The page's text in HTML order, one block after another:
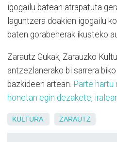
igogailu batean atrapatuta
laguntzera doakien igogailu
baten gorabeherak ikusteko
Zarautz Gukak, Zarauzko
antzezlanerako bi sarrera
bazkideen artean. Parte hartu
honetan egin dezakete,
KULTURA ZARAUTZ